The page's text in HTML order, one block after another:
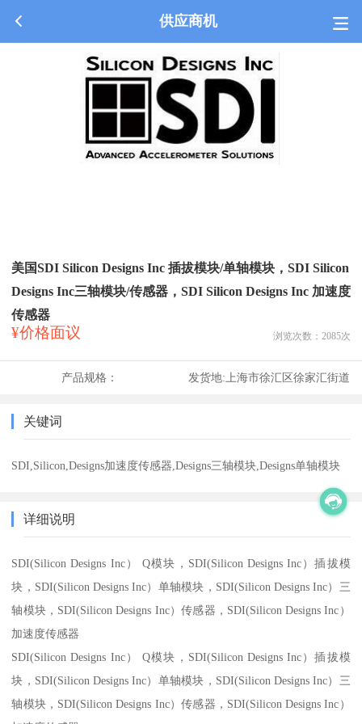
供应商机
美国SDI Silicon Designs Inc 插拔模块/单轴模块，SDI Silicon
Designs Inc三轴模块/传感器，SDI Silicon Designs Inc 加速度
传感器
¥价格面议 浏览次数： 2085次
产品规格： 发货地:上海市徐汇区徐家汇街道
关键词
SDI,Silicon,Designs加速度传感器,Designs三轴模块,Designs单轴模块
详细说明
SDI(Silicon Designs Inc） Q模块，SDI(Silicon Designs Inc）插拔模
块，SDI(Silicon Designs Inc）单轴模块，SDI(Silicon Designs Inc）三
轴模块，SDI(Silicon Designs Inc）传感器，SDI(Silicon Designs Inc）
加速度传感器
SDI(Silicon Designs Inc） Q模块，SDI(Silicon Designs Inc）插拔模
块，SDI(Silicon Designs Inc）单轴模块，SDI(Silicon Designs Inc）三
轴模块，SDI(Silicon Designs Inc）传感器，SDI(Silicon Designs Inc）